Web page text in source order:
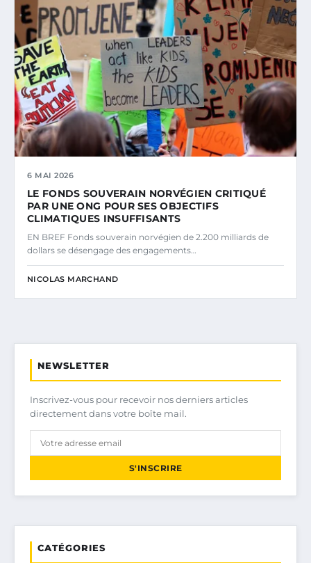
6 MAI 2026
LE FONDS SOUVERAIN NORVÉGIEN CRITIQUÉ
PAR UNE ONG POUR SES OBJECTIFS
CLIMATIQUES INSUFFISANTS
EN BREF Fonds souverain norvégien de 2.200 milliards de
dollars se désengage des engagements…
NICOLAS MARCHAND
NEWSLETTER
Inscrivez-vous pour recevoir nos derniers articles
directement dans votre boîte mail.
S'INSCRIRE
CATÉGORIES